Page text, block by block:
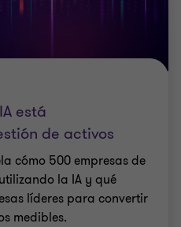
está
de activos
cómo 500 empresas de
la IA y qué
líderes para convertir
medibles.